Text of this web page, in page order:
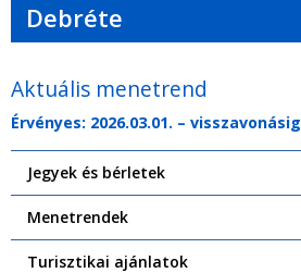
Debréte
Aktuális menetrend
Érvényes: 2026.03.01. – visszavonásig
Jegyek és bérletek
Menetrendek
Turisztikai ajánlatok